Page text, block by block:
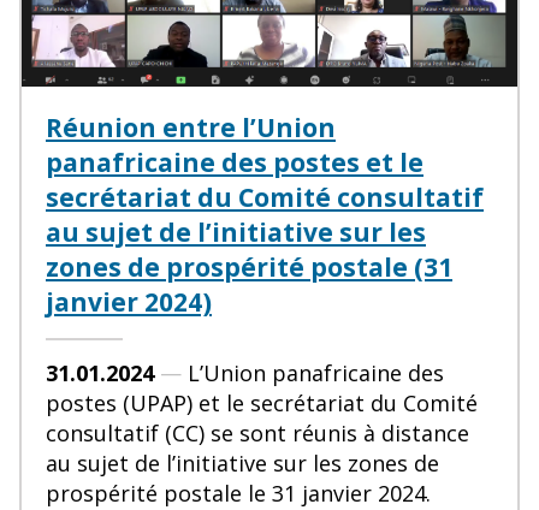
Réunion entre l’Union
panafricaine des postes et le
secrétariat du Comité consultatif
au sujet de l’initiative sur les
zones de prospérité postale (31
janvier 2024)
31.01.2024— L’Union panafricaine des
postes (UPAP) et le secrétariat du Comité
consultatif (CC) se sont réunis à distance
au sujet de l’initiative sur les zones de
prospérité postale le 31 janvier 2024.